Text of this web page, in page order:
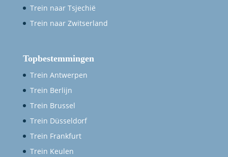
Trein naar Tsjechië
Trein naar Zwitserland
Topbestemmingen
Trein Antwerpen
Trein Berlijn
Trein Brussel
Trein Düsseldorf
Trein Frankfurt
Trein Keulen